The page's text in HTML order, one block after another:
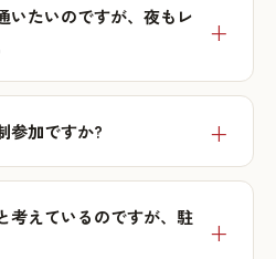
いたいのですが、夜もレ
参加ですか?
考えているのですが、駐